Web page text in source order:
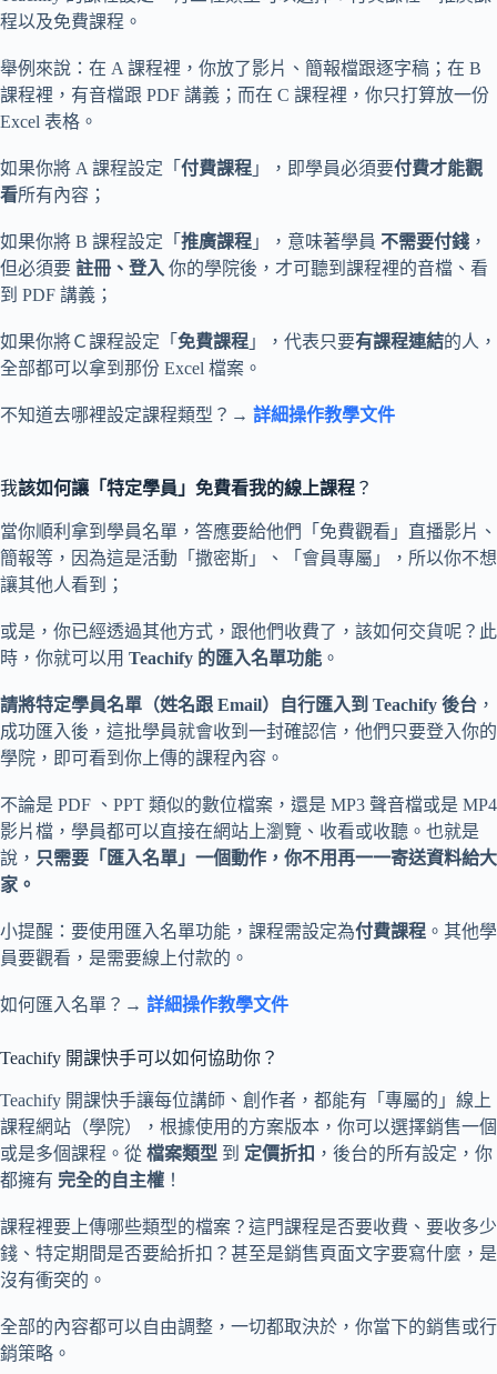
程以及免費課程。
舉例來說：在 A 課程裡，你放了影片、簡報檔跟逐字稿；在 B
課程裡，有音檔跟 PDF 講義；而在 C 課程裡，你只打算放一份
Excel 表格。
如果你將 A 課程設定「 付費課程 」，即學員必須要付費才能觀
看所有內容；
如果你將 B 課程設定「 推廣課程 」，意味著學員 不需要付錢 ，
但必須要 註冊、登入 你的學院後，才可聽到課程裡的音檔、看
到 PDF 講義；
如果你將Ｃ課程設定「 免費課程 」，代表只要有課程連結的人，
全部都可以拿到那份 Excel 檔案。
不知道去哪裡設定課程類型？→ 詳細操作教學文件
我該如何讓「特定學員」免費看我的線上課程 ？
當你順利拿到學員名單，答應要給他們「免費觀看」直播影片、
簡報等，因為這是活動「撒密斯」、「會員專屬」，所以你不想
讓其他人看到；
或是，你已經透過其他方式，跟他們收費了，該如何交貨呢？此
時，你就可以用 Teachify 的匯入名單功能 。
請將特定學員名單（姓名跟 Email）自行匯入到 Teachify 後台 ，
成功匯入後，這批學員就會收到一封確認信，他們只要登入你的
學院，即可看到你上傳的課程內容。
不論是 PDF 、PPT 類似的數位檔案，還是 MP3 聲音檔或是 MP4
影片檔，學員都可以直接在網站上瀏覽、收看或收聽。也就是
說， 只需要「匯入名單」一個動作，你不用再一一寄送資料給大
家。
小提醒：要使用匯入名單功能，課程需設定為付費課程 。其他學
員要觀看，是需要線上付款的。
如何匯入名單？→ 詳細操作教學文件
Teachify 開課快手可以如何協助你？
Teachify 開課快手讓每位講師、創作者，都能有「專屬的」線上
課程網站（學院），根據使用的方案版本，你可以選擇銷售一個
或是多個課程。從 檔案類型 到 定價折扣 ，後台的所有設定，你
都擁有 完全的自主權 ！
課程裡要上傳哪些類型的檔案？這門課程是否要收費、要收多少
錢、特定期間是否要給折扣？甚至是銷售頁面文字要寫什麼，是
沒有衝突的。
全部的內容都可以自由調整，一切都取決於，你當下的銷售或行
銷策略。